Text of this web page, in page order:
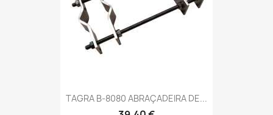
TAGRA B-8080 ABRAÇADEIRA DE...